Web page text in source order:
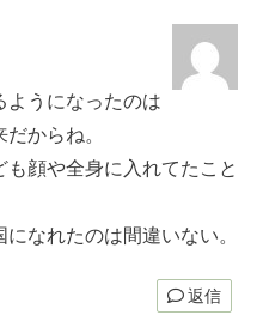
ようになったのは
からね。
顔や全身に入れてたこと
なれたのは間違いない。
返信